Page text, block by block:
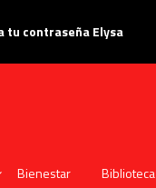
tu contraseña Elysa
Bienestar Biblioteca